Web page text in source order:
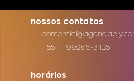
nossos contatos
+55 11 99266-3435
horários